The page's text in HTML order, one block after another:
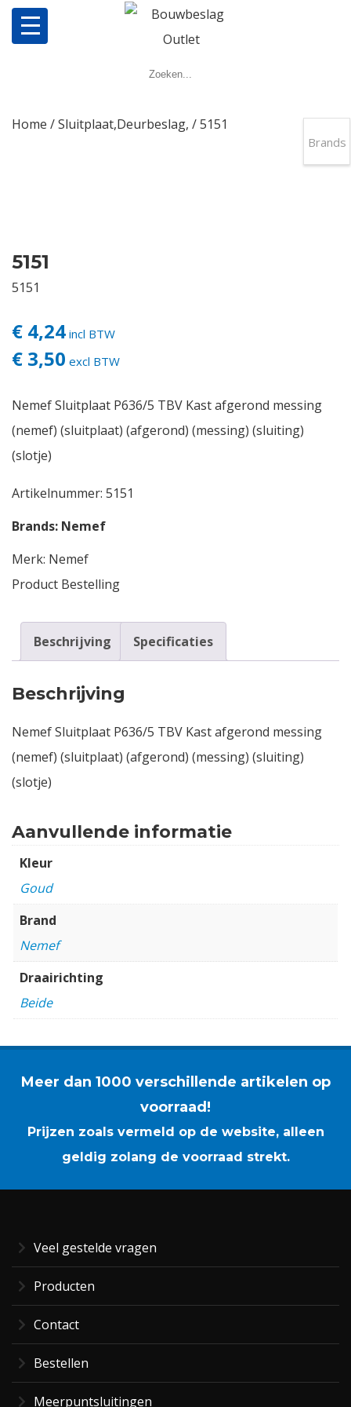
Producten
Contact
Home /Sluitplaat,Deurbeslag, / 5151
5151
5151
€ 4,24 incl BTW
€ 3,50 excl BTW
Nemef Sluitplaat P636/5 TBV Kast afgerond messing
(nemef) (sluitplaat) (afgerond) (messing) (sluiting)
(slotje)
Artikelnummer: 5151
Brands: Nemef
Merk: Nemef
Product Bestelling
Beschrijving Specificaties
Beschrijving
Nemef Sluitplaat P636/5 TBV Kast afgerond messing
(nemef) (sluitplaat) (afgerond) (messing) (sluiting)
(slotje)
Aanvullende informatie
Kleur
Goud
Brand
Nemef
Draairichting
Beide
Meer dan 1000 verschillende artikelen op
voorraad!
Prijzen zoals vermeld op de website, alleen
geldig zolang de voorraad strekt.
Veel gestelde vragen
Producten
Contact
Bestellen
Meerpuntsluitingen
Brands